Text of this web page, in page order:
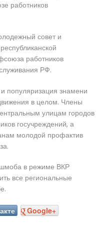
работников
совет и
работников
РФ.
популяризация знамени
в целом. Члены
улицам городов
госучреждений, а
молодой профактив
в режиме ВКР
все региональные
Google+